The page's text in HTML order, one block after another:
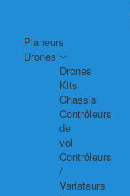
Planeurs
Drones
Drones
Kits
Chassis
Contrôleurs
de
vol
Contrôleurs
/
Variateurs